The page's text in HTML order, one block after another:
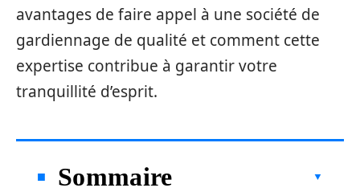
avantages de faire appel à une société de
gardiennage de qualité et comment cette
expertise contribue à garantir votre
tranquillité d’esprit.
Sommaire